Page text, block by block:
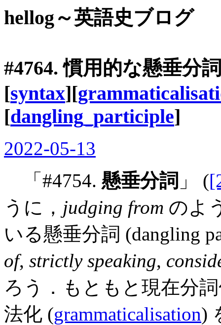
hellog～英語史ブログ
#4764. 慣用的な懸垂分
[syntax][
[dangling_participle]
2022-05-13
「#4754. 懸垂分詞 」 (
うに， judging from のよ
いる懸垂分詞 (dangling
of, strictly speaking,
ろう．もともと現在分
法化 (grammaticalisation)